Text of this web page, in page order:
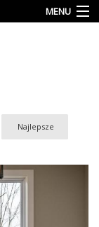
MENU
Najlepsze